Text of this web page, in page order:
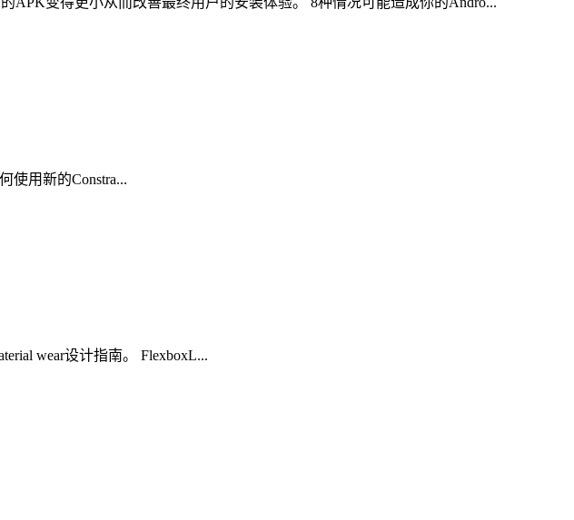
使用新的Constra...
wear设计指南。 FlexboxL...